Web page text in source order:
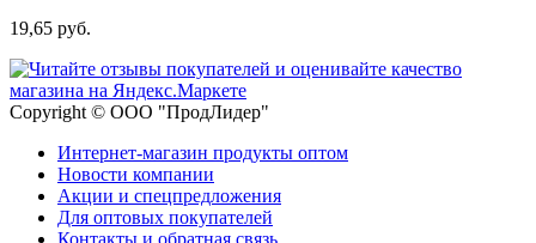
19,65 руб.
Copyright © ООО "ПродЛидер"
Интернет-магазин продукты оптом
Новости компании
Акции и спецпредложения
Для оптовых покупателей